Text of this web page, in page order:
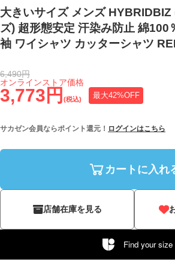
大きいサイズ メンズ HYBRIDBIZ
ズ) 超形態安定 汗染み防止 綿100
袖 ワイシャツ カッターシャツ
3,773円 (税込) 最大42%OFF
オンラインストア価格
6,490円
サカゼン会員ならポイント還元！ ログインはこちら
カートに入れ
店舗在庫を見る
Find your size